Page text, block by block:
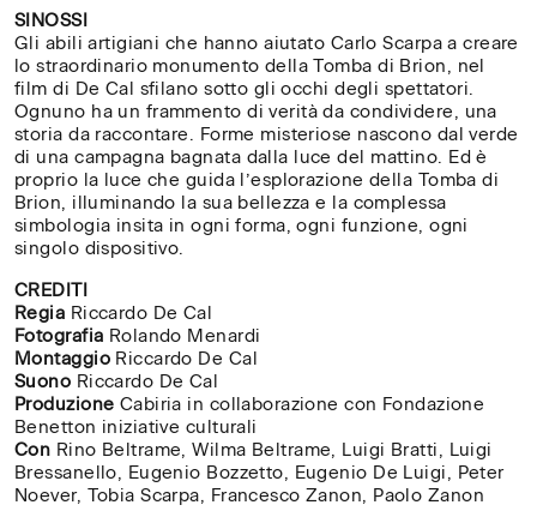
magica
e
misteriosa
di
uno
dei maestri
del
‘900:
Carlo
Scarpa
e
il
Complesso
Monumentale
Brion
(1969-
1978).
SINOSSI
Gli abili artigiani che hanno aiutato Carlo Scarpa a creare
lo straordinario monumento della Tomba di Brion, nel
film di De Cal sfilano sotto gli occhi degli spettatori.
Ognuno ha un frammento di verità da condividere, una
storia da raccontare. Forme misteriose nascono dal verde
di una campagna bagnata dalla luce del mattino. Ed è
proprio la luce che guida l’esplorazione della Tomba di
Brion, illuminando la sua bellezza e la complessa
simbologia insita in ogni forma, ogni funzione, ogni
singolo dispositivo.
CREDITI
Regia Riccardo De Cal
Fotografia Rolando Menardi
MontaggioRiccardo De Cal
Suono Riccardo De Cal
Produzione Cabiria in collaborazione con Fondazione
Benetton iniziative culturali
Con Rino Beltrame, Wilma Beltrame, Luigi Bratti, Luigi
Bressanello, Eugenio Bozzetto, Eugenio De Luigi, Peter
Noever, Tobia Scarpa, Francesco Zanon, Paolo Zanon